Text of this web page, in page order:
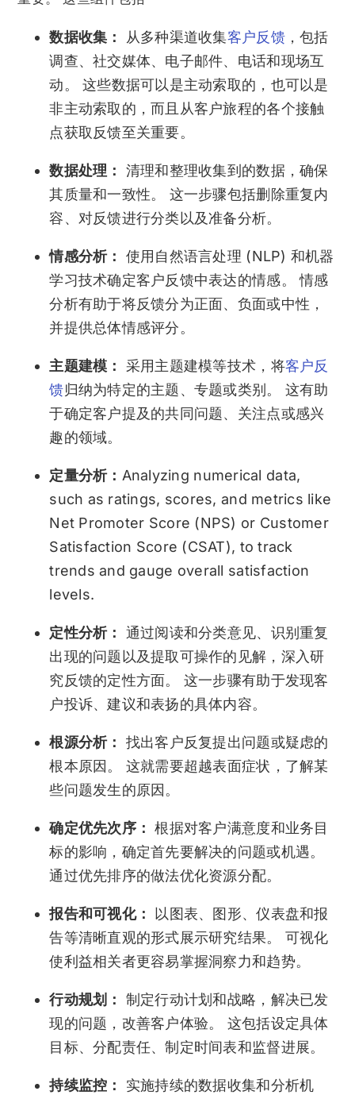
数据收集： 从多种渠道收集客户反馈，包括
调查、社交媒体、电子邮件、电话和现场互
动。 这些数据可以是主动索取的，也可以是
非主动索取的，而且从客户旅程的各个接触
点获取反馈至关重要。
数据处理：
清理和整理收集到的数据，确保
其质量和一致性。 这一步骤包括删除重复内
容、对反馈进行分类以及准备分析。
情感分析：
使用自然语言处理 (NLP) 和机器
学习技术确定客户反馈中表达的情感。 情感
分析有助于将反馈分为正面、负面或中性，
并提供总体情感评分。
主题建模： 采用主题建模等技术，将客户反
馈归纳为特定的主题、专题或类别。 这有助
于确定客户提及的共同问题、关注点或感兴
趣的领域。
定量分析： Analyzing numerical data,
such as ratings, scores, and metrics like
Net Promoter Score (NPS) or Customer
Satisfaction Score (CSAT), to track
trends and gauge overall satisfaction
levels.
定性分析：
通过阅读和分类意见、识别重复
出现的问题以及提取可操作的见解，深入研
究反馈的定性方面。 这一步骤有助于发现客
户投诉、建议和表扬的具体内容。
根源分析： 找出客户反复提出问题或疑虑的
根本原因。 这就需要超越表面症状，了解某
些问题发生的原因。
确定优先次序：根据对客户满意度和业务目
标的影响，确定首先要解决的问题或机遇。
通过优先排序的做法优化资源分配。
报告和可视化：
以图表、图形、仪表盘和报
告等清晰直观的形式展示研究结果。 可视化
使利益相关者更容易掌握洞察力和趋势。
行动规划： 制定行动计划和战略，解决已发
现的问题，改善客户体验。 这包括设定具体
目标、分配责任、制定时间表和监督进展。
持续监控： 实施持续的数据收集和分析机